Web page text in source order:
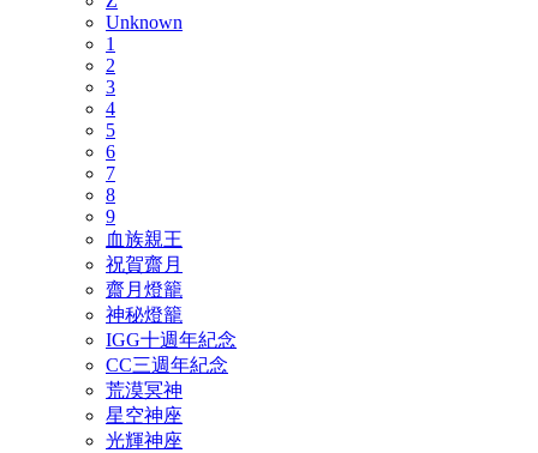
Unknown
1
2
3
4
5
6
7
8
9
血族親王
祝賀齋月
齋月燈籠
神秘燈籠
IGG十週年紀念
CC三週年紀念
荒漠冥神
星空神座
光輝神座